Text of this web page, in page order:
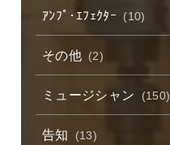
ｱﾝﾌﾟ･ｴﾌｪｸﾀｰ (10)
その他 (2)
ミュージシャン (150)
告知 (13)